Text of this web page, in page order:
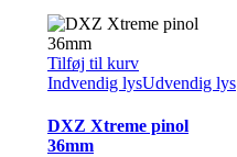
Tilføj til kurv
Indvendig lysUdvendig lys
DXZ Xtreme pinol
36mm